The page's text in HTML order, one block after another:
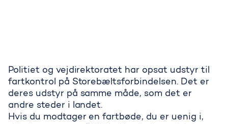
Politiet og vejdirektoratet har opsat udstyr til
fartkontrol på Storebæltsforbindelsen. Det er
deres udstyr på samme måde, som det er
andre steder i landet.
Hvis du modtager en fartbøde, du er uenig i,